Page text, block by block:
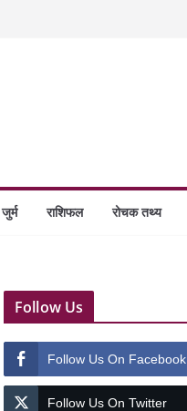
जुर्म राशिफल रोचक तथ्य
Follow Us
Follow Us On Facebook
Follow Us On Twitter